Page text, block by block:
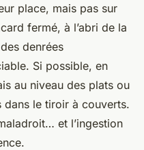
place, mais pas sur
fermé, à l’abri de la
denrées
Si possible, en
au niveau des plats ou
dans le tiroir à couverts.
et l’ingestion